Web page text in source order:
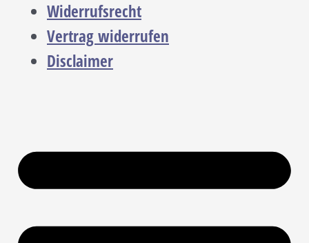
Widerrufsrecht
Vertrag widerrufen
Disclaimer